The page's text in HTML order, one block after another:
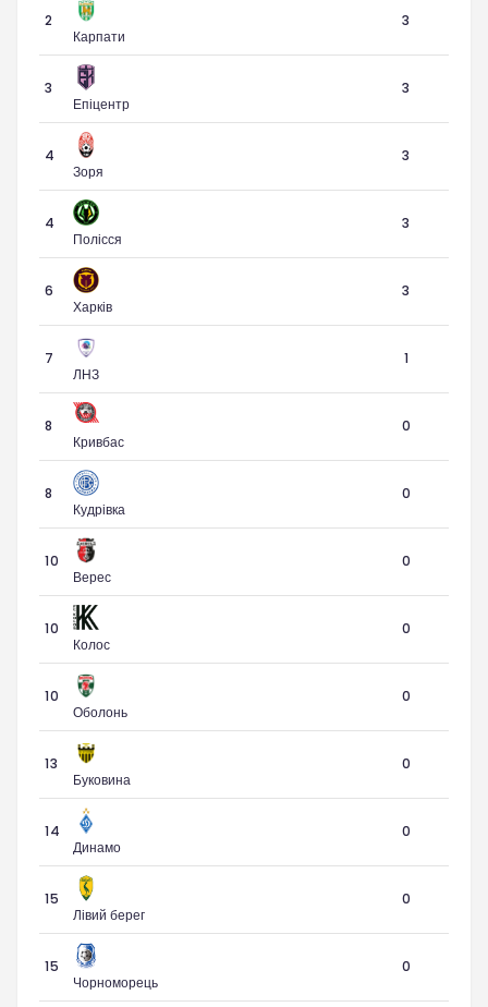
2
Карпати
3
3
Епіцентр
3
4
Зоря
3
4
Полісся
3
6
Харків
3
7
ЛНЗ
1
8
Кривбас
0
8
Кудрівка
0
10
Верес
0
10
Колос
0
10
Оболонь
0
13
Буковина
0
14
Динамо
0
15
Лівий берег
0
15
Чорноморець
0